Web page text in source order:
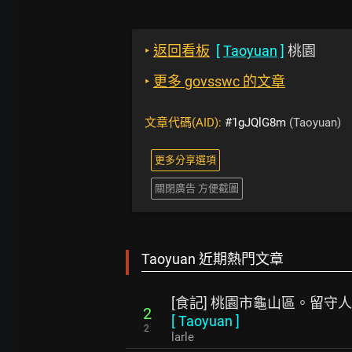
‣ 返回看板 [Taoyuan ] 桃園
‣ 更多 govsswc 的文章
文章代碼(AID): #1gJQlG8m (Taoyuan)
更多分享選項
關閉廣告 方便截圖
Taoyuan 近期熱門文章
2
2
[食記] 桃園市龜山區。留守
[Taoyuan ]
larle